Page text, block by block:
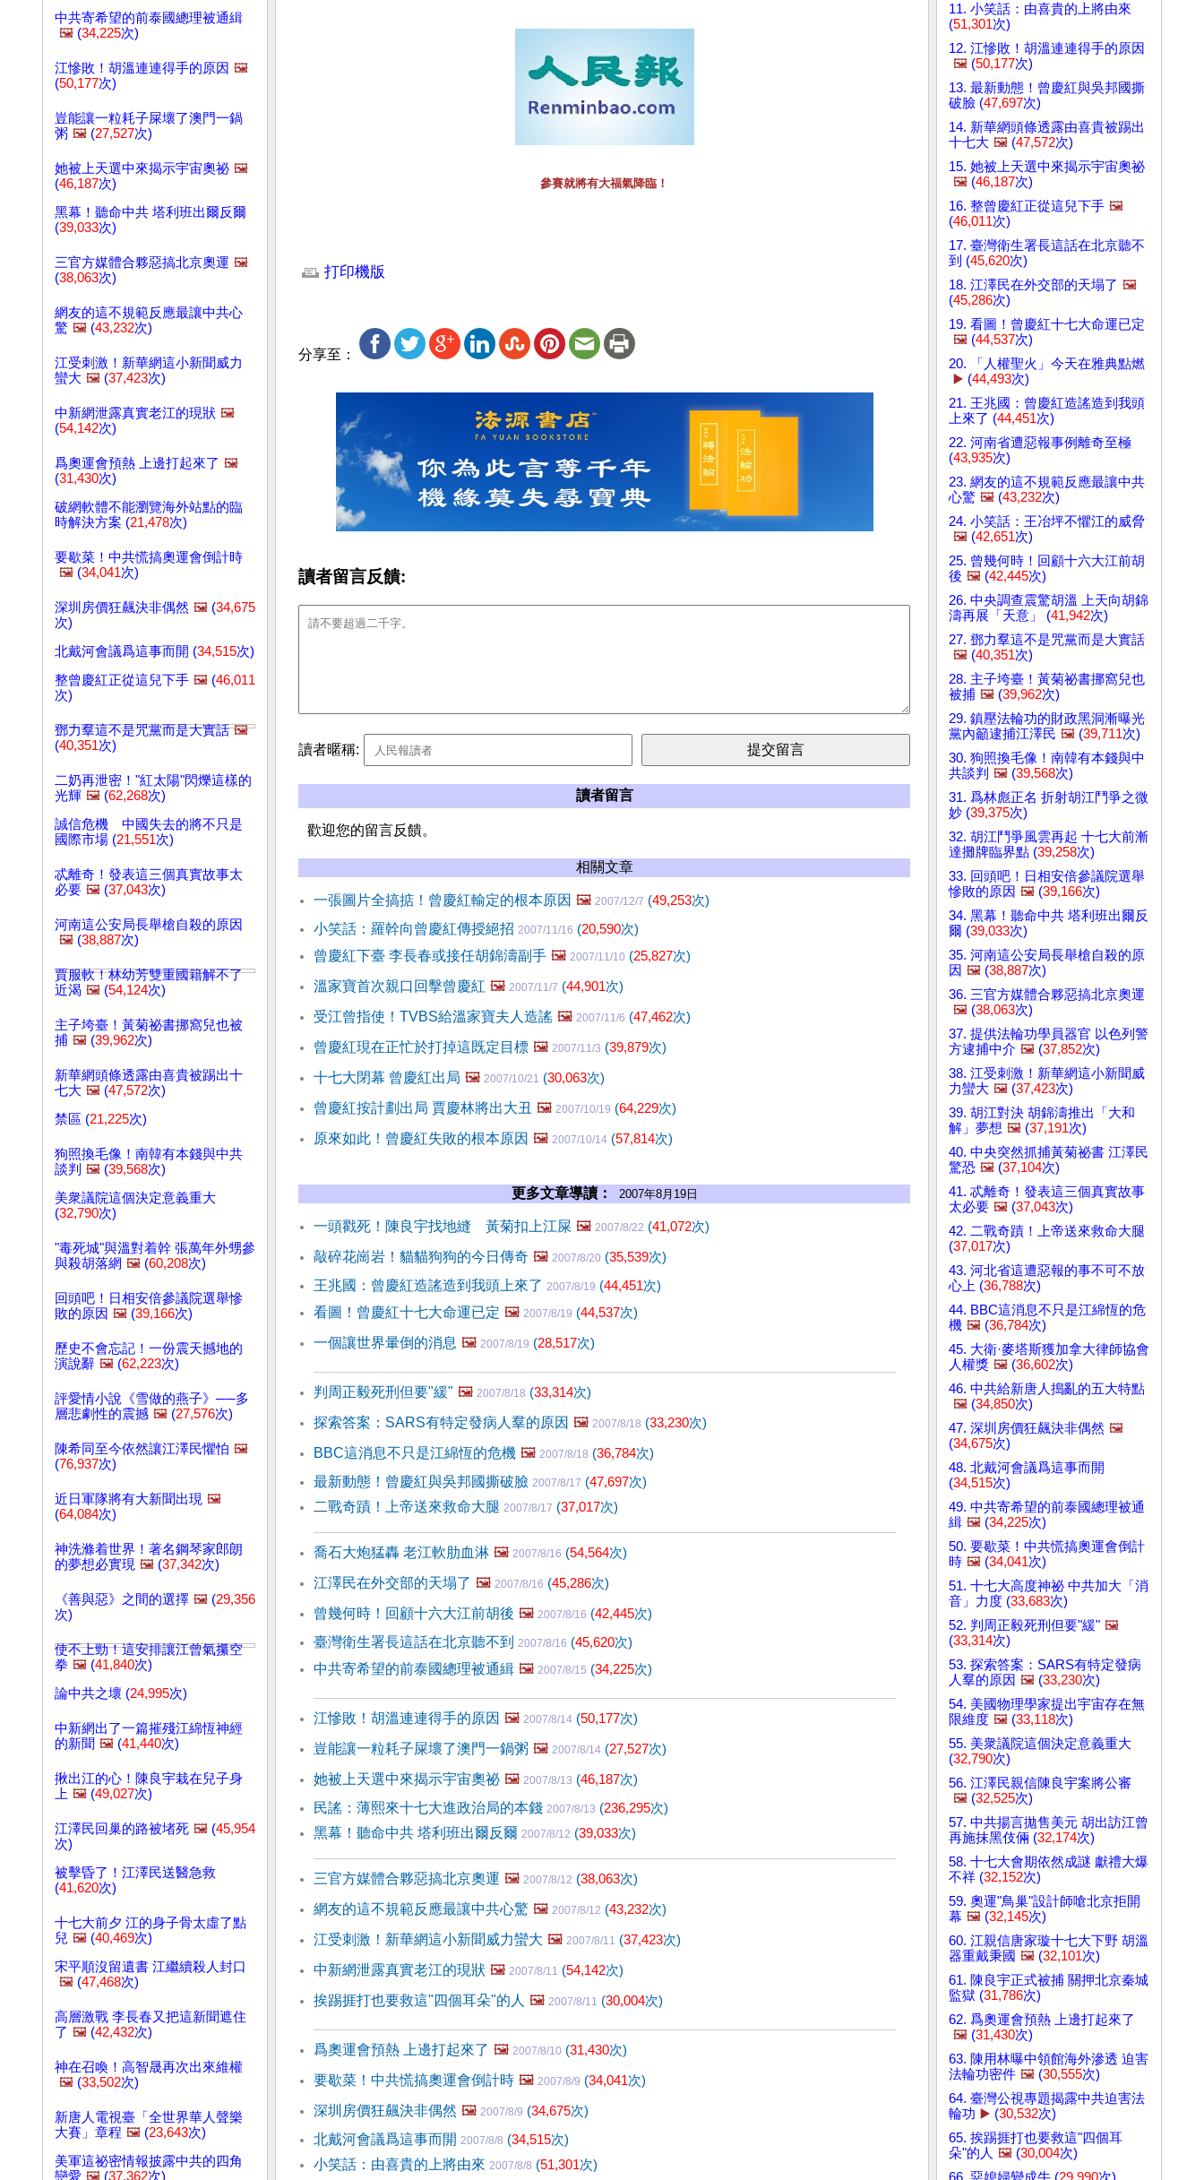
中共寄希望的前泰國總理被通緝
🖼️ (34,225次)
江慘敗！胡溫連連得手的原因 🖼️
(50,177次)
豈能讓一粒耗子屎壞了澳門一鍋
粥 🖼️ (27,527次)
她被上天選中來揭示宇宙奧祕 🖼️
(46,187次)
黑幕！聽命中共 塔利班出爾反爾
(39,033次)
三官方媒體合夥惡搞北京奧運 🖼️
(38,063次)
網友的這不規範反應最讓中共心
驚 🖼️ (43,232次)
江受刺激！新華網這小新聞威力
蠻大 🖼️ (37,423次)
中新網泄露真實老江的現狀 🖼️
(54,142次)
爲奧運會預熱 上邊打起來了 🖼️
(31,430次)
破網軟體不能瀏覽海外站點的臨
時解決方案 (21,478次)
要歇菜！中共慌搞奧運會倒計時
🖼️ (34,041次)
深圳房價狂飆決非偶然 🖼️ (34,675
次)
北戴河會議爲這事而開 (34,515次)
整曾慶紅正從這兒下手 🖼️ (46,011
次)
鄧力羣這不是咒黨而是大實話 🖼️
(40,351次)
二奶再泄密！"紅太陽"閃爍這樣的
光輝 🖼️ (62,268次)
誠信危機 中國失去的將不只是
國際市場 (21,551次)
忒離奇！發表這三個真實故事太
必要 🖼️ (37,043次)
河南這公安局長舉槍自殺的原因
🖼️ (38,887次)
賈服軟！林幼芳雙重國籍解不了
近渴 🖼️ (54,124次)
主子垮臺！黃菊祕書挪窩兒也被
捕 🖼️ (39,962次)
新華網頭條透露由喜貴被踢出十
七大 🖼️ (47,572次)
禁區 (21,225次)
狗照換毛像！南韓有本錢與中共
談判 🖼️ (39,568次)
美衆議院這個決定意義重大
(32,790次)
"毒死城"與溫對着幹 張萬年外甥參
與殺胡落網 🖼️ (60,208次)
回頭吧！日相安倍參議院選舉慘
敗的原因 🖼️ (39,166次)
歷史不會忘記！一份震天撼地的
演說辭 🖼️ (62,223次)
評愛情小說《雪做的燕子》──多
層悲劇性的震撼 🖼️ (27,576次)
陳希同至今依然讓江澤民懼怕 🖼️
(76,937次)
近日軍隊將有大新聞出現 🖼️
(64,084次)
神洗滌着世界！著名鋼琴家郎朗
的夢想必實現 🖼️ (37,342次)
《善與惡》之間的選擇 🖼️ (29,356
次)
使不上勁！這安排讓江曾氣攥空
拳 🖼️ (41,840次)
論中共之壞 (24,995次)
中新網出了一篇摧殘江綿恆神經
的新聞 🖼️ (41,440次)
揪出江的心！陳良宇栽在兒子身
上 🖼️ (49,027次)
江澤民回巢的路被堵死 🖼️ (45,954
次)
被擊昏了！江澤民送醫急救
(41,620次)
十七大前夕 江的身子骨太虛了點
兒 🖼️ (40,469次)
宋平順沒留遺書 江繼續殺人封口
🖼️ (47,468次)
高層激戰 李長春又把這新聞遮住
了 🖼️ (42,432次)
神在召喚！高智晟再次出來維權
🖼️ (33,502次)
新唐人電視臺「全世界華人聲樂
大賽」章程 🖼️ (23,643次)
美軍這祕密情報披露中共的四角
戀愛 🖼️ (37,362次)
參賽就將有大福氣降臨！
打印機版
分享至：
讀者留言反饋:
讀者暱稱:
讀者留言
歡迎您的留言反饋。
相關文章
一張圖片全搞掂！曾慶紅輸定的根本原因 🖼️ 2007/12/7 (49,253次)
小笑話：羅幹向曾慶紅傳授絕招 2007/11/16 (20,590次)
曾慶紅下臺 李長春或接任胡錦濤副手 🖼️ 2007/11/10 (25,827次)
溫家寶首次親口回擊曾慶紅 🖼️ 2007/11/7 (44,901次)
受江曾指使！TVBS給溫家寶夫人造謠 🖼️ 2007/11/6 (47,462次)
曾慶紅現在正忙於打掉這既定目標 🖼️ 2007/11/3 (39,879次)
十七大閉幕 曾慶紅出局 🖼️ 2007/10/21 (30,063次)
曾慶紅按計劃出局 賈慶林將出大丑 🖼️ 2007/10/19 (64,229次)
原來如此！曾慶紅失敗的根本原因 🖼️ 2007/10/14 (57,814次)
更多文章導讀： 2007年8月19日
一頭戳死！陳良宇找地縫 黃菊扣上江屎 🖼️ 2007/8/22 (41,072次)
敲碎花崗岩！貓貓狗狗的今日傳奇 🖼️ 2007/8/20 (35,539次)
王兆國：曾慶紅造謠造到我頭上來了 2007/8/19 (44,451次)
看圖！曾慶紅十七大命運已定 🖼️ 2007/8/19 (44,537次)
一個讓世界暈倒的消息 🖼️ 2007/8/19 (28,517次)
判周正毅死刑但要"緩" 🖼️ 2007/8/18 (33,314次)
探索答案：SARS有特定發病人羣的原因 🖼️ 2007/8/18 (33,230次)
BBC這消息不只是江綿恆的危機 🖼️ 2007/8/18 (36,784次)
最新動態！曾慶紅與吳邦國撕破臉 2007/8/17 (47,697次)
二戰奇蹟！上帝送來救命大腿 2007/8/17 (37,017次)
喬石大炮猛轟 老江軟肋血淋 🖼️ 2007/8/16 (54,564次)
江澤民在外交部的天塌了 🖼️ 2007/8/16 (45,286次)
曾幾何時！回顧十六大江前胡後 🖼️ 2007/8/16 (42,445次)
臺灣衛生署長這話在北京聽不到 2007/8/16 (45,620次)
中共寄希望的前泰國總理被通緝 🖼️ 2007/8/15 (34,225次)
江慘敗！胡溫連連得手的原因 🖼️ 2007/8/14 (50,177次)
豈能讓一粒耗子屎壞了澳門一鍋粥 🖼️ 2007/8/14 (27,527次)
她被上天選中來揭示宇宙奧祕 🖼️ 2007/8/13 (46,187次)
民謠：薄熙來十七大進政治局的本錢 2007/8/13 (236,295次)
黑幕！聽命中共 塔利班出爾反爾 2007/8/12 (39,033次)
三官方媒體合夥惡搞北京奧運 🖼️ 2007/8/12 (38,063次)
網友的這不規範反應最讓中共心驚 🖼️ 2007/8/12 (43,232次)
江受刺激！新華網這小新聞威力蠻大 🖼️ 2007/8/11 (37,423次)
中新網泄露真實老江的現狀 🖼️ 2007/8/11 (54,142次)
挨踢捱打也要救這"四個耳朵"的人 🖼️ 2007/8/11 (30,004次)
爲奧運會預熱 上邊打起來了 🖼️ 2007/8/10 (31,430次)
要歇菜！中共慌搞奧運會倒計時 🖼️ 2007/8/9 (34,041次)
深圳房價狂飆決非偶然 🖼️ 2007/8/9 (34,675次)
北戴河會議爲這事而開 2007/8/8 (34,515次)
小笑話：由喜貴的上將由來 2007/8/8 (51,301次)
11. 小笑話：由喜貴的上將由來
(51,301次)
12. 江慘敗！胡溫連連得手的原因
🖼️ (50,177次)
13. 最新動態！曾慶紅與吳邦國撕
破臉 (47,697次)
14. 新華網頭條透露由喜貴被踢出
十七大 🖼️ (47,572次)
15. 她被上天選中來揭示宇宙奧祕
🖼️ (46,187次)
16. 整曾慶紅正從這兒下手 🖼️
(46,011次)
17. 臺灣衛生署長這話在北京聽不
到 (45,620次)
18. 江澤民在外交部的天塌了 🖼️
(45,286次)
19. 看圖！曾慶紅十七大命運已定
🖼️ (44,537次)
20. 「人權聖火」今天在雅典點燃
▶️ (44,493次)
21. 王兆國：曾慶紅造謠造到我頭
上來了 (44,451次)
22. 河南省遭惡報事例離奇至極
(43,935次)
23. 網友的這不規範反應最讓中共
心驚 🖼️ (43,232次)
24. 小笑話：王冶坪不懼江的威脅
🖼️ (42,651次)
25. 曾幾何時！回顧十六大江前胡
後 🖼️ (42,445次)
26. 中央調查震驚胡溫 上天向胡錦
濤再展「天意」 (41,942次)
27. 鄧力羣這不是咒黨而是大實話
🖼️ (40,351次)
28. 主子垮臺！黃菊祕書挪窩兒也
被捕 🖼️ (39,962次)
29. 鎮壓法輪功的財政黑洞漸曝光
黨內籲逮捕江澤民 🖼️ (39,711次)
30. 狗照換毛像！南韓有本錢與中
共談判 🖼️ (39,568次)
31. 爲林彪正名 折射胡江鬥爭之微
妙 (39,375次)
32. 胡江鬥爭風雲再起 十七大前漸
達攤牌臨界點 (39,258次)
33. 回頭吧！日相安倍參議院選舉
慘敗的原因 🖼️ (39,166次)
34. 黑幕！聽命中共 塔利班出爾反
爾 (39,033次)
35. 河南這公安局長舉槍自殺的原
因 🖼️ (38,887次)
36. 三官方媒體合夥惡搞北京奧運
🖼️ (38,063次)
37. 提供法輪功學員器官 以色列警
方逮捕中介 🖼️ (37,852次)
38. 江受刺激！新華網這小新聞威
力蠻大 🖼️ (37,423次)
39. 胡江對決 胡錦濤推出「大和
解」夢想 🖼️ (37,191次)
40. 中央突然抓捕黃菊祕書 江澤民
驚恐 🖼️ (37,104次)
41. 忒離奇！發表這三個真實故事
太必要 🖼️ (37,043次)
42. 二戰奇蹟！上帝送來救命大腿
(37,017次)
43. 河北省這遭惡報的事不可不放
心上 (36,788次)
44. BBC這消息不只是江綿恆的危
機 🖼️ (36,784次)
45. 大衛·麥塔斯獲加拿大律師協會
人權獎 🖼️ (36,602次)
46. 中共給新唐人搗亂的五大特點
🖼️ (34,850次)
47. 深圳房價狂飆決非偶然 🖼️
(34,675次)
48. 北戴河會議爲這事而開
(34,515次)
49. 中共寄希望的前泰國總理被通
緝 🖼️ (34,225次)
50. 要歇菜！中共慌搞奧運會倒計
時 🖼️ (34,041次)
51. 十七大高度神祕 中共加大「消
音」力度 (33,683次)
52. 判周正毅死刑但要"緩" 🖼️
(33,314次)
53. 探索答案：SARS有特定發病
人羣的原因 🖼️ (33,230次)
54. 美國物理學家提出宇宙存在無
限維度 🖼️ (33,118次)
55. 美衆議院這個決定意義重大
(32,790次)
56. 江澤民親信陳良宇案將公審
🖼️ (32,525次)
57. 中共揚言拋售美元 胡出訪江曾
再施抹黑伎倆 (32,174次)
58. 十七大會期依然成謎 獻禮大爆
不祥 (32,152次)
59. 奧運"鳥巢"設計師嗆北京拒開
幕 🖼️ (32,145次)
60. 江親信唐家璇十七大下野 胡溫
器重戴秉國 🖼️ (32,101次)
61. 陳良宇正式被捕 關押北京秦城
監獄 (31,786次)
62. 爲奧運會預熱 上邊打起來了
🖼️ (31,430次)
63. 陳用林曝中領館海外滲透 迫害
法輪功密件 🖼️ (30,555次)
64. 臺灣公視專題揭露中共迫害法
輪功 ▶️ (30,532次)
65. 挨踢捱打也要救這"四個耳
朵"的人 🖼️ (30,004次)
66. 惡媳婦變成牛 (29,990次)